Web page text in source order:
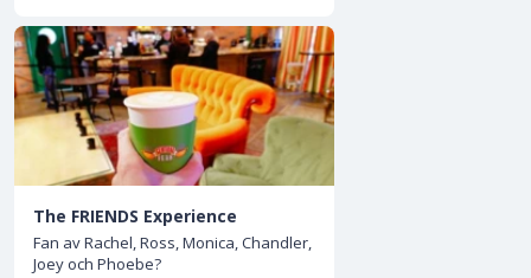
The FRIENDS Experience
Fan av Rachel, Ross, Monica, Chandler,
Joey och Phoebe?